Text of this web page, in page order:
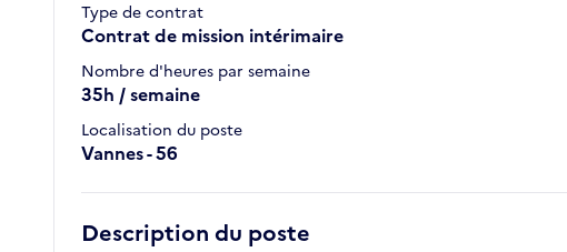
Type de contrat
Contrat de mission intérimaire
Nombre d'heures par semaine
35h / semaine
Localisation du poste
Vannes - 56
Description du poste